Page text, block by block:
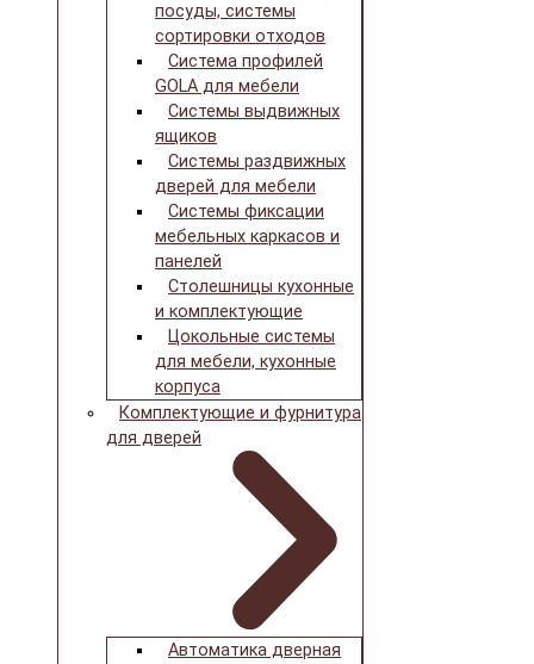
посуды, системы
сортировки отходов
Система профилей
GOLA для мебели
Системы выдвижных
ящиков
Системы раздвижных
дверей для мебели
Системы фиксации
мебельных каркасов и
панелей
Столешницы кухонные
и комплектующие
Цокольные системы
для мебели, кухонные
корпуса
Комплектующие и фурнитура
для дверей
Автоматика дверная